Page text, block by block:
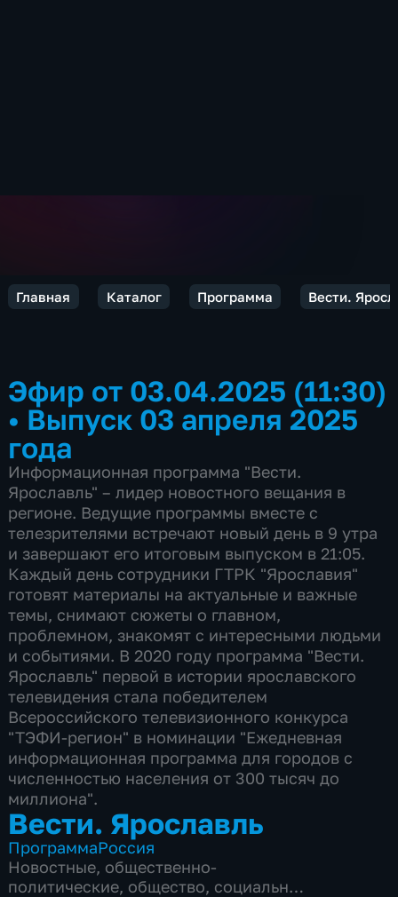
Главная Каталог Программа Вести.
Эфир от 03.04.2025 (11:30)
• Выпуск 03 апреля 2025
года
Информационная программа "Вести.
Ярославль" – лидер новостного вещания в
регионе. Ведущие программы вместе с
телезрителями встречают новый день в 9 утра
и завершают его итоговым выпуском в 21:05.
Каждый день сотрудники ГТРК "Ярославия"
готовят материалы на актуальные и важные
темы, снимают сюжеты о главном,
проблемном, знакомят с интересными людьми
и событиями. В 2020 году программа "Вести.
Ярославль" первой в истории ярославского
телевидения стала победителем
Всероссийского телевизионного конкурса
"ТЭФИ-регион" в номинации "Ежедневная
информационная программа для городов с
численностью населения от 300 тысяч до
миллиона".
Вести. Ярославль
ПрограммаРоссия
Новостные, общественно-
политические, общество, социально-